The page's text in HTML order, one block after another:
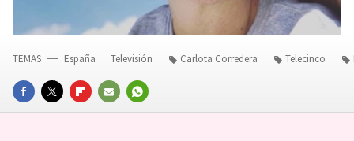
FACEBOOKTWITTERFLIPBOARD
E-
WHATSAPP
TEMAS España Televisión Carlota Corredera Telecinco